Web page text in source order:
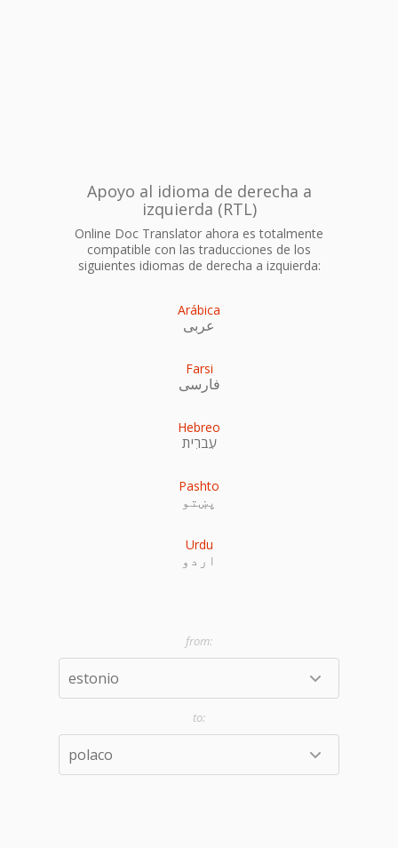
Apoyo al idioma de derecha a
izquierda (RTL)
Online Doc Translator ahora es totalmente
compatible con las traducciones de los
siguientes idiomas de derecha a izquierda:
Arábica
عربى
Farsi
فارسی
Hebreo
עִברִית
Pashto
پښتو
Urdu
اردو